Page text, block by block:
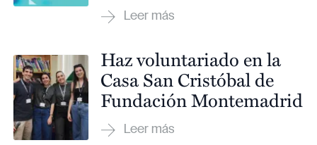
Haz voluntariado en la
Casa San Cristóbal de
Fundación Montemadrid